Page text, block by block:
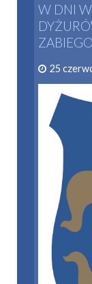
W DNI
25